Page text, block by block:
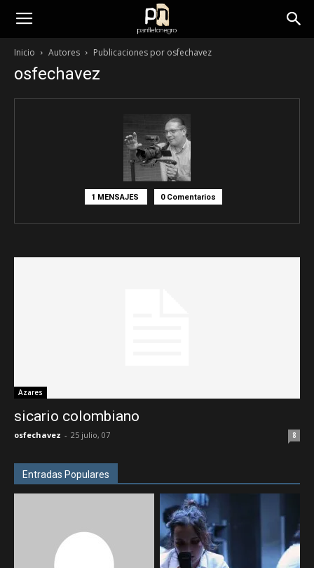
panfletonegro
Inicio Autores Publicaciones por osfechavez
osfechavez
1 MENSAJES 0 Comentarios
Azares
sicario colombiano
osfechavez - 25 julio, 07 8
Entradas Populares